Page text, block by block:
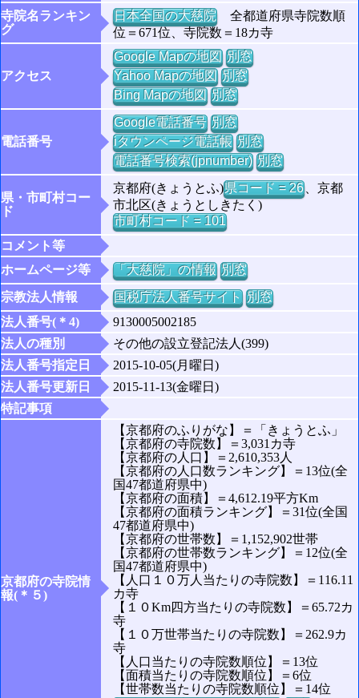
寺院名ランキン
グ
日本全国の大慈院全都道府県寺院数順
位＝671位、寺院数＝18カ寺
アクセス
Google Mapの地図 別窓
Yahoo Mapの地図 別窓
Bing Mapの地図 別窓
電話番号
Google電話番号 別窓
iタウンページ電話帳 別窓
電話番号検索(jpnumber) 別窓
県・市町村コー
ド
京都府(きょうとふ)県コード = 26、京都
市北区(きょうとしきたく)
市町村コード = 101
コメント等
ホームページ等
「大慈院」の情報 別窓
宗教法人情報
国税庁法人番号サイト 別窓
法人番号(＊4)
9130005002185
法人の種別
その他の設立登記法人(399)
法人番号指定日
2015-10-05(月曜日)
法人番号更新日
2015-11-13(金曜日)
特記事項
京都府の寺院情
報(＊５)
【京都府のふりがな】＝「きょうとふ」
【京都府の寺院数】＝3,031カ寺
【京都府の人口】＝2,610,353人
【京都府の人口数ランキング】＝13位(全
国47都道府県中)
【京都府の面積】＝4,612.19平方Km
【京都府の面積ランキング】＝31位(全国
47都道府県中)
【京都府の世帯数】＝1,152,902世帯
【京都府の世帯数ランキング】＝12位(全
国47都道府県中)
【人口１０万人当たりの寺院数】＝116.11
カ寺
【１０Km四方当たりの寺院数】＝65.72カ
寺
【１０万世帯当たりの寺院数】＝262.9カ
寺
【人口当たりの寺院数順位】＝13位
【面積当たりの寺院数順位】＝6位
【世帯数当たりの寺院数順位】＝14位